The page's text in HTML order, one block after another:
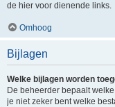
de hier voor dienende links.
Omhoog
Bijlagen
Welke bijlagen worden
De beheerder bepaalt
je niet zeker bent welke